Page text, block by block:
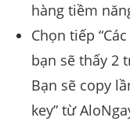
hàng tiềm
Chọn tiếp
bạn sẽ thấy 2
Bạn sẽ copy
key” từ